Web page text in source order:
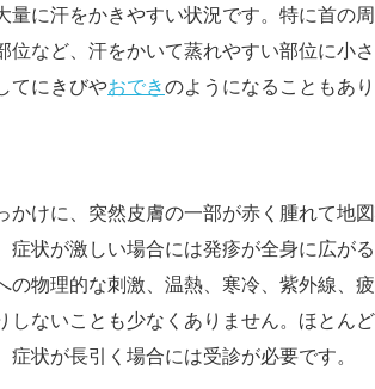
量に汗をかきやすい状況です。特に首の
位など、汗をかいて蒸れやすい部位に小
てにきびやおできのようになることもあ
かけに、突然皮膚の一部が赤く腫れて地
症状が激しい場合には発疹が全身に広が
の物理的な刺激、温熱、寒冷、紫外線、
しないことも少なくありません。ほとん
症状が長引く場合には受診が必要です。